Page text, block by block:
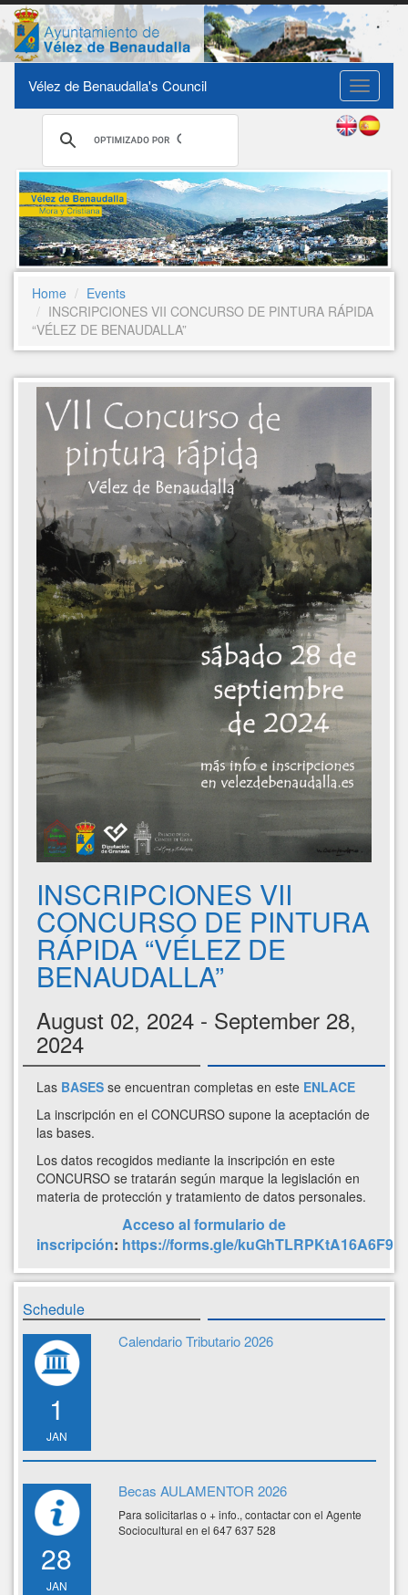
Toggle
Vélez de Benaudalla's Council
Home
Events
INSCRIPCIONES VII CONCURSO DE PINTURA RÁPIDA
“VÉLEZ DE BENAUDALLA”
INSCRIPCIONES VII
CONCURSO DE PINTURA
RÁPIDA “VÉLEZ DE
BENAUDALLA”
August 02, 2024 - September 28,
2024
Las BASES se encuentran completas en este ENLACE
La inscripción en el CONCURSO supone la aceptación de
las bases.
Los datos recogidos mediante la inscripción en este
CONCURSO se tratarán según marque la legislación en
materia de protección y tratamiento de datos personales.
Acceso al formulario de
inscripción: https://forms.gle/kuGhTLRPKtA16A6F9
Schedule
1
JAN
Calendario Tributario 2026
28
JAN
Becas AULAMENTOR 2026
Para solicitarlas o + info., contactar con el Agente
Sociocultural en el 647 637 528